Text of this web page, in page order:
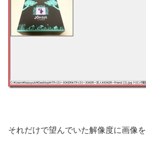
それだけで望んでいた解像度に画像を